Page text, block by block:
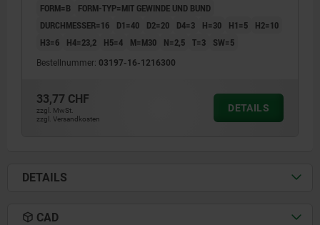
FORM=B
FORM-TYP=MIT GEWINDE UND BUND
DURCHMESSER=16
D1=40 D2=20 D4=3 H=30 H1=5
H2=10
H3=6
H4=23,2 H5=4 M=M30 N=2,5 T=3 SW=5
Bestellnummer: 03197-16-1216300
33,77 CHF
zzgl. MwSt.
zzgl. Versandkosten
DETAILS
DETAILS
CAD